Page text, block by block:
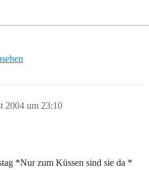
2004 um 23:10
*Nur zum Küssen sind sie da *